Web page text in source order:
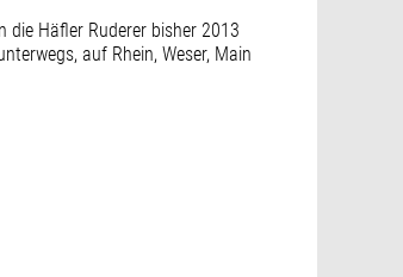
die Häfler Ruderer bisher 2013
auf Rhein, Weser, Main